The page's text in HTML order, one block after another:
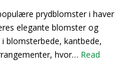
prydblomster i haver
elegante blomster og
blomsterbede, kantbede,
hvor… Read